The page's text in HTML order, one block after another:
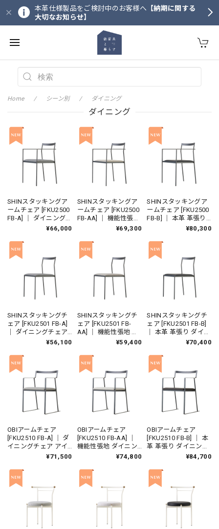
本革仕様製品をご検討中のお客様へ 【納期に関する
大切なお知らせ】
Home シーン別 ダイニング
ダイニング
SHINスタッキングア
ームチェア [FKU2500
FB-A] ｜ ダイニングチ
ェア スタッキングチ
鉄家具 国産家具
¥66,000
SHINスタッキングア
ームチェア [FKU2500
FB-AA] ｜ 機能性張地
ダイニングチェア ス
イアンチェア 鉄家具
国産家具
¥69,300
SHINスタッキングア
ームチェア [FKU2500
FB-B] ｜ 本革 革張り
ダイニングチェア ス
イアンチェア 鉄家具
国産家具
¥80,300
SHINスタッキングチ
ェア [FKU2501 FB-A]
｜ ダイニングチェア
アイアンチェア 鉄家
¥56,100
SHINスタッキングチ
ェア [FKU2501 FB-
AA] ｜ 機能性張地 ダ
イニングチェア アイ
産家具
¥59,400
SHINスタッキングチ
ェア [FKU2501 FB-B]
｜ 本革 革張り ダイニ
ングチェア アイアン
具
¥70,400
OBIアームチェア
[FKU2510 FB-A] ｜ ダ
イニングチェア アイ
アンチェア 鉄家具 国
¥71,500
OBIアームチェア
[FKU2510 FB-AA] ｜
機能性張地 ダイニン
グチェア アイアンチ
¥74,800
OBIアームチェア
[FKU2510 FB-B] ｜ 本
革 革張り ダイニング
チェア アイアンチェ
¥84,700